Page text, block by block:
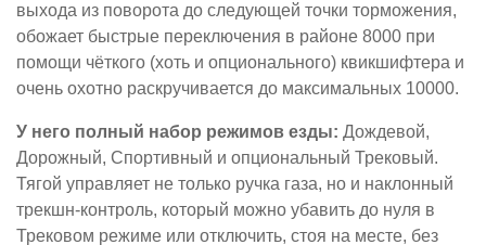
выхода из поворота до следующей точки торможения,
обожает быстрые переключения в районе 8000 при
помощи чёткого (хоть и опционального) квикшифтера и
очень охотно раскручивается до максимальных 10000.
У него полный набор режимов езды: Дождевой,
Дорожный, Спортивный и опциональный Трековый.
Тягой управляет не только ручка газа, но и наклонный
трекшн-контроль, который можно убавить до нуля в
Трековом режиме или отключить, стоя на месте, без